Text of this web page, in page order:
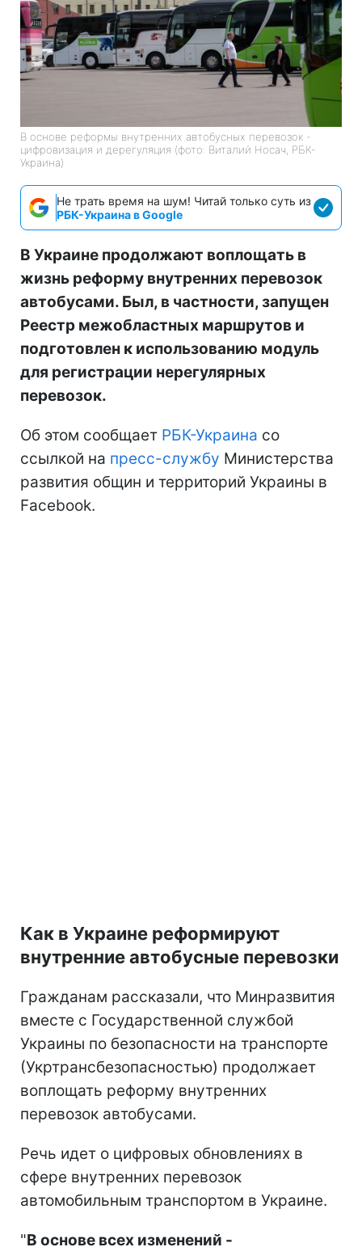
В основе реформы внутренних автобусных перевозок -
цифровизация и дерегуляция (фото: Виталий Носач, РБК-
Украина)
Не трать время на шум! Читай только суть из
РБК-Украина в Google
В Украине продолжают воплощать в
жизнь реформу внутренних перевозок
автобусами. Был, в частности, запущен
Реестр межобластных маршрутов и
подготовлен к использованию модуль
для регистрации нерегулярных
перевозок.
Об этом сообщает РБК-Украина со
ссылкой на пресс-службу Министерства
развития общин и территорий Украины в
Facebook.
Как в Украине реформируют
внутренние автобусные перевозки
Гражданам рассказали, что Минразвития
вместе с Государственной службой
Украины по безопасности на транспорте
(Укртрансбезопасностью) продолжает
воплощать реформу внутренних
перевозок автобусами.
Речь идет о цифровых обновлениях в
сфере внутренних перевозок
автомобильным транспортом в Украине.
"В основе всех изменений -